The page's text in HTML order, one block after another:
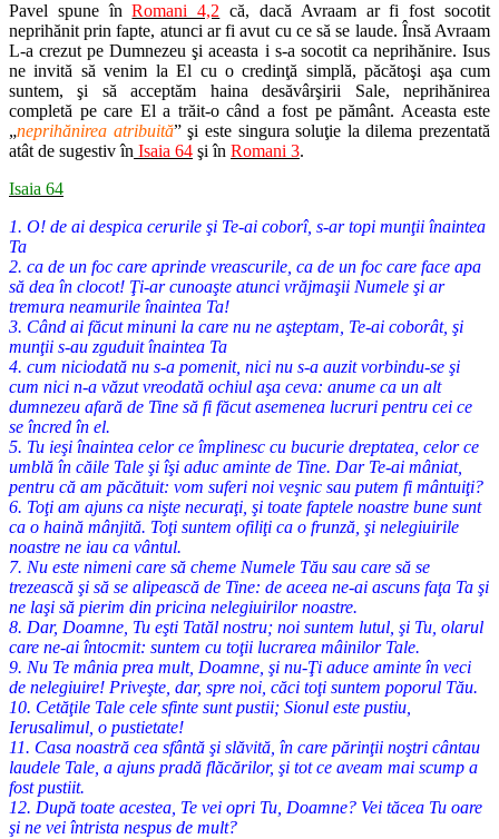
Pavel spune înRomani 4,2 că, dacă Avraam ar fi fost socotit
neprihănit prin fapte, atunci ar fi avut cu ce să se laude. Însă Avraam
L-a crezut pe Dumnezeu şi aceasta i s-a socotit ca neprihănire. Isus
ne invită să venim la El cu o credinţă simplă, păcătoşi aşa cum
suntem, şi să acceptăm haina desăvârşirii Sale, neprihănirea
completă pe care El a trăit-o când a fost pe pământ. Aceasta este
„neprihănirea atribuită” şi este singura soluţie la dilema prezentată
atât de sugestiv în Isaia 64 şi în Romani 3.
Isaia 64
1. O! de ai despica cerurile şi Te-ai coborî, s-ar topi munţii înaintea
Ta
2. ca de un foc care aprinde vreascurile, ca de un foc care face apa
să dea în clocot! Ţi-ar cunoaşte atunci vrăjmaşii Numele şi ar
tremura neamurile înaintea Ta!
3. Când ai făcut minuni la care nu ne aşteptam, Te-ai coborât, şi
munţii s-au zguduit înaintea Ta
4. cum niciodată nu s-a pomenit, nici nu s-a auzit vorbindu-se şi
cum nici n-a văzut vreodată ochiul aşa ceva: anume ca un alt
dumnezeu afară de Tine să fi făcut asemenea lucruri pentru cei ce
se încred în el.
5. Tu ieşi înaintea celor ce împlinesc cu bucurie dreptatea, celor ce
umblă în căile Tale şi îşi aduc aminte de Tine. Dar Te-ai mâniat,
pentru că am păcătuit: vom suferi noi veşnic sau putem fi mântuiţi?
6. Toţi am ajuns ca nişte necuraţi, şi toate faptele noastre bune sunt
ca o haină mânjită. Toţi suntem ofiliţi ca o frunză, şi nelegiuirile
noastre ne iau ca vântul.
7. Nu este nimeni care să cheme Numele Tău sau care să se
trezească şi să se alipească de Tine: de aceea ne-ai ascuns faţa Ta şi
ne laşi să pierim din pricina nelegiuirilor noastre.
8. Dar, Doamne, Tu eşti Tatăl nostru; noi suntem lutul, şi Tu, olarul
care ne-ai întocmit: suntem cu toţii lucrarea mâinilor Tale.
9. Nu Te mânia prea mult, Doamne, şi nu-Ţi aduce aminte în veci
de nelegiuire! Priveşte, dar, spre noi, căci toţi suntem poporul Tău.
10. Cetăţile Tale cele sfinte sunt pustii; Sionul este pustiu,
Ierusalimul, o pustietate!
11. Casa noastră cea sfântă şi slăvită, în care părinţii noştri cântau
laudele Tale, a ajuns pradă flăcărilor, şi tot ce aveam mai scump a
fost pustiit.
12. După toate acestea, Te vei opri Tu, Doamne? Vei tăcea Tu oare
şi ne vei întrista nespus de mult?